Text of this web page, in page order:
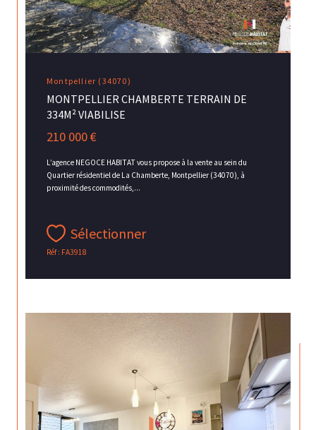
Montpellier (34070)
MONTPELLIER CHAMBERTE TERRAIN DE
334M² VIABILISE
210 000 €
L’agence NEGOCE HABITAT vous propose à la vente au sein du
Quartier résidentiel de La Chamberte, Montpellier (34070), à
proximité des commodités,...
Sélectionner
Réf : FA3918